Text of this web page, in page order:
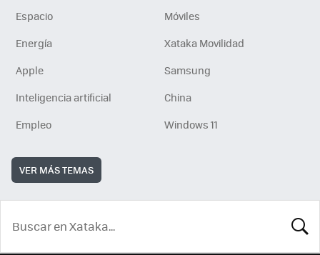
Espacio
Móviles
Energía
Xataka Movilidad
Apple
Samsung
Inteligencia artificial
China
Empleo
Windows 11
VER MÁS TEMAS